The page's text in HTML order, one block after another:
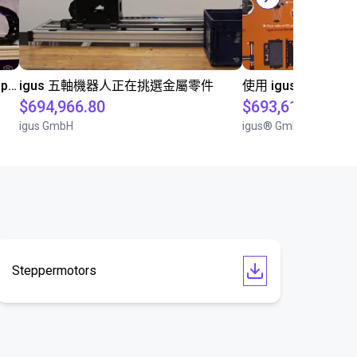
Robolink DP on 7th axis hygiene application igus 五軸機器人正在挑選金屬零件
$694,966.80
igus GmbH
使用 igus 機器人自
$693,612.60
igus® GmbH
Steppermotors